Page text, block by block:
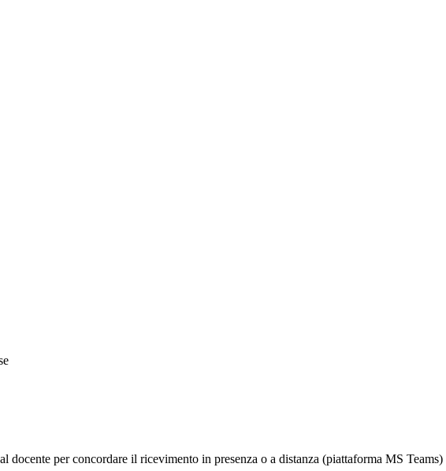
docente per concordare il ricevimento in presenza o a distanza (piattaforma MS Teams)